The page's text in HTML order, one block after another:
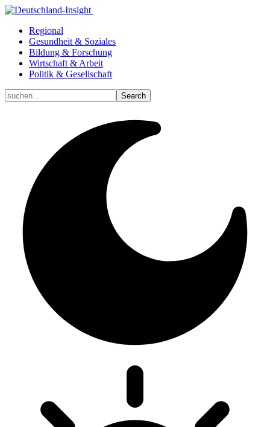
Regional
Gesundheit & Soziales
Bildung & Forschung
Wirtschaft & Arbeit
Politik & Gesellschaft